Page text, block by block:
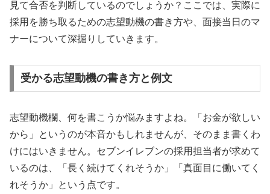
見て合否を判断しているのでしょうか？ここでは、実際に
採用を勝ち取るための志望動機の書き方や、面接当日のマ
ナーについて深掘りしていきます。
受かる志望動機の書き方と例文
志望動機欄、何を書こうか悩みますよね。「お金が欲しい
から」というのが本音かもしれませんが、そのまま書くわ
けにはいきません。セブンイレブンの採用担当者が求めて
いるのは、「長く続けてくれそうか」「真面目に働いてく
れそうか」という点です。